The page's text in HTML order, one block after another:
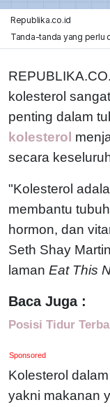
Republika.co.id
Tanda-tanda yang perlu
kolesterol
penting dalam
kolesterol
secara
"Kolesterol
membantu
hormon, dan
Seth Shay
laman Eat This
Baca Juga :
Posisi Tidur
Sponsored
Kolesterol
yakni makanan